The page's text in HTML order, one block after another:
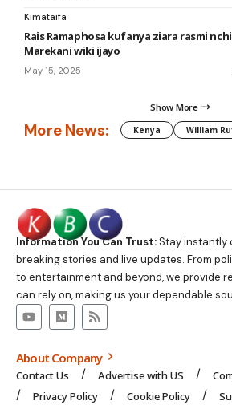
Kimataifa
Rais Ramaphosa kufanya ziara rasmi
Marekani wiki ijayo
May 15, 2025
Show More
More News: Kenya William
Information You Can Trust:Stay instantly
breaking stories and live updates. From
to entertainment and beyond, we provide
can rely on, making us your dependable
About Company
Contact Us Advertise with US
Privacy Policy
Cookie Policy